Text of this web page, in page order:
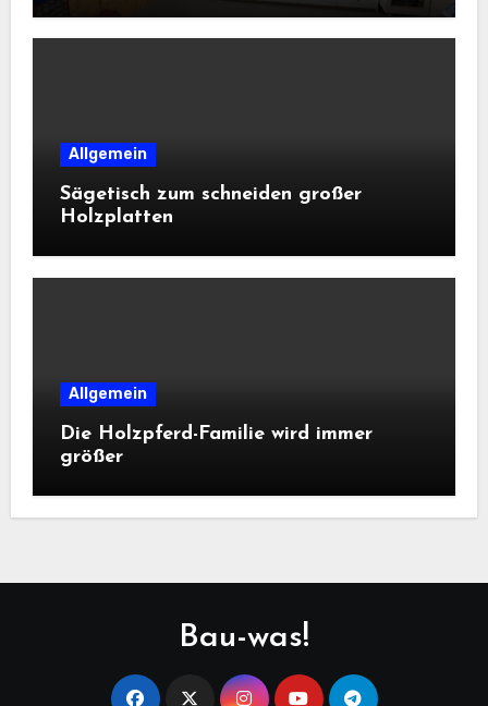
Allgemein
Sägetisch zum schneiden großer
Holzplatten
Allgemein
Die Holzpferd-Familie wird immer
größer
Bau-was!